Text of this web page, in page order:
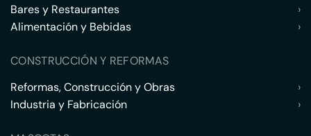
Bares y Restaurantes
›
Alimentación y Bebidas
›
CONSTRUCCIÓN Y REFORMAS
Reformas, Construcción y Obras
›
Industria y Fabricación
›